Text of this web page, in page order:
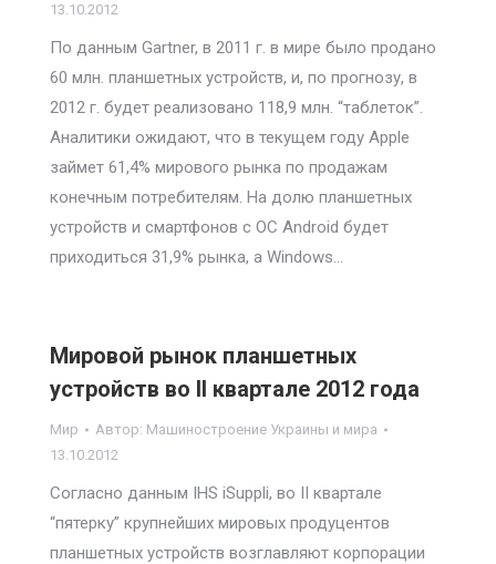
13.10.2012
По данным Gartner, в 2011 г. в мире было продано
60 млн. планшетных устройств, и, по прогнозу, в
2012 г. будет реализовано 118,9 млн. “таблеток”.
Аналитики ожидают, что в текущем году Apple
займет 61,4% мирового рынка по продажам
конечным потребителям. На долю планшетных
устройств и смартфонов с ОС Android будет
приходиться 31,9% рынка, а Windows…
Мировой рынок планшетных
устройств во II квартале 2012 года
Мир Автор: Машиностроение Украины и мира
13.10.2012
Согласно данным IHS iSuppli, во II квартале
“пятерку” крупнейших мировых продуцентов
планшетных устройств возглавляют корпорации